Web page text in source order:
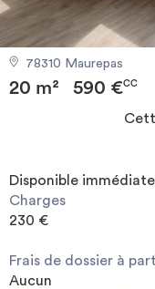
Investir
Blog
78310 Maurepas
20 m² 590 €CC
Disponible
Charges
230 €
Frais de dossier à
Aucun